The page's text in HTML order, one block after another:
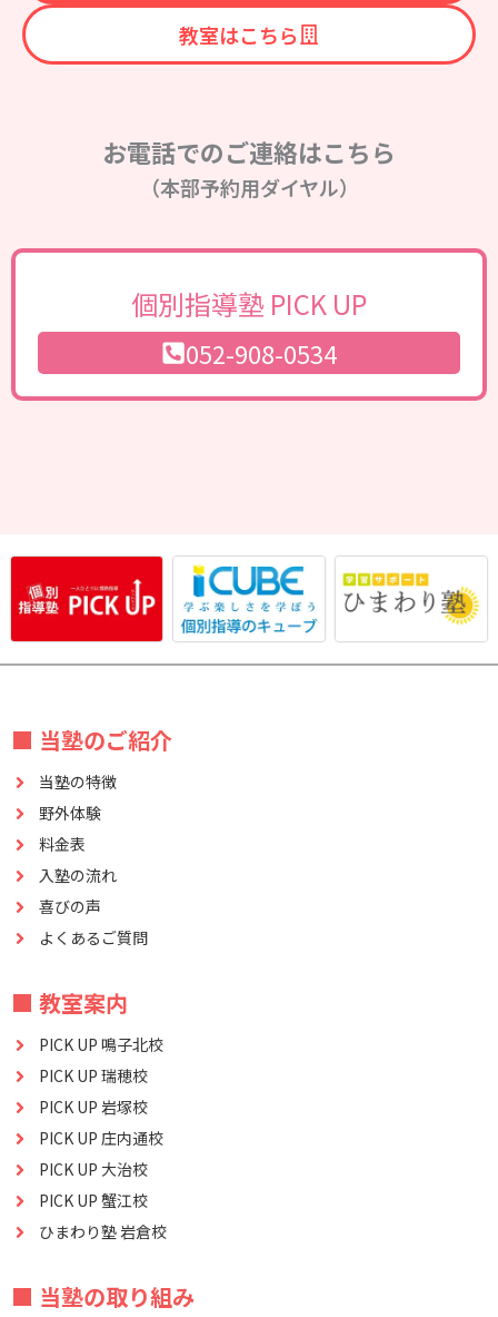
教室はこちら
お電話でのご連絡はこちら
（本部予約用ダイヤル）
個別指導塾 PICK UP
052-908-0534
■ 当塾のご紹介
当塾の特徴
野外体験
料金表
入塾の流れ
喜びの声
よくあるご質問
■ 教室案内
PICK UP 鳴子北校
PICK UP 瑞穂校
PICK UP 岩塚校
PICK UP 庄内通校
PICK UP 大治校
PICK UP 蟹江校
ひまわり塾 岩倉校
■ 当塾の取り組み